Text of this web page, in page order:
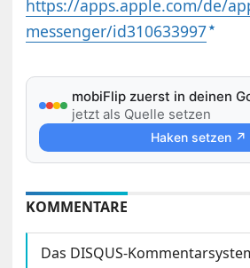
https://apps.apple.com/de/
messenger/id310633997
mobiFlip zuerst in deinen
jetzt als Quelle setzen
Haken setzen ↗
KOMMENTARE
Das DISQUS-